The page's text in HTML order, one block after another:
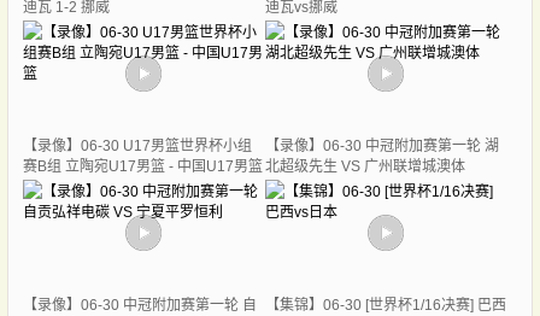
迪瓦 1-2 挪威
迪瓦vs挪威
【录像】06-30 U17男篮世界杯小组
赛B组 立陶宛U17男篮 - 中国U17男篮
【录像】06-30 中冠附加赛第一轮 湖
北超级先生 VS 广州联增城澳体
【录像】06-30 中冠附加赛第一轮 自
【集锦】06-30 [世界杯1/16决赛] 巴西